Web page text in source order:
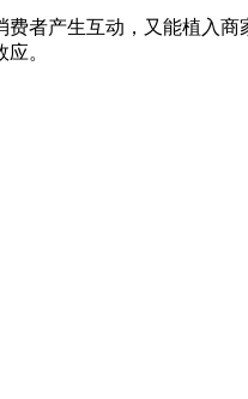
者产生互动，又能植入
。